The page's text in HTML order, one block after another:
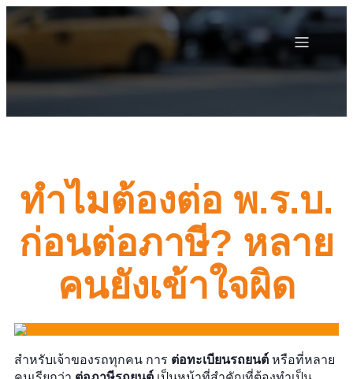
ทำไมต้องต่อ พ.ร.บ.
ก่อนต่อภาษี? หลาย
คนยังเข้าใจผิด
สำหรับเจ้าของรถทุกคน การ ต่อทะเบียนรถยนต์ หรือที่หลาย